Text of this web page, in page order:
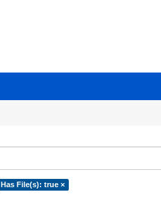
Has File(s): true ×